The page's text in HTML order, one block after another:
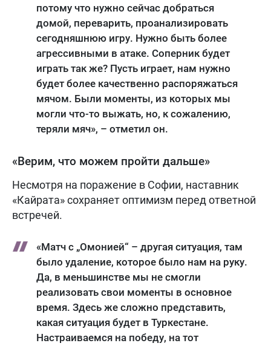
потому что нужно сейчас добраться
домой, переварить, проанализировать
сегодняшнюю игру. Нужно быть более
агрессивными в атаке. Соперник будет
играть так же? Пусть играет, нам нужно
будет более качественно распоряжаться
мячом. Были моменты, из которых мы
могли что-то выжать, но, к сожалению,
теряли мяч», – отметил он.
«Верим, что можем пройти дальше»
Несмотря на поражение в Софии, наставник
«Кайрата» сохраняет оптимизм перед ответной
встречей.
«Матч с „Омонией“ – другая ситуация, там
было удаление, которое было нам на руку.
Да, в меньшинстве мы не смогли
реализовать свои моменты в основное
время. Здесь же сложно представить,
какая ситуация будет в Туркестане.
Настраиваемся на победу, на тот